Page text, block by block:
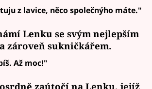
z lavice, něco společnýho máte."
Lenku se svým nejlepším
zároveň sukničkářem.
Až moc!"
zaútočí na Lenku, jejíž